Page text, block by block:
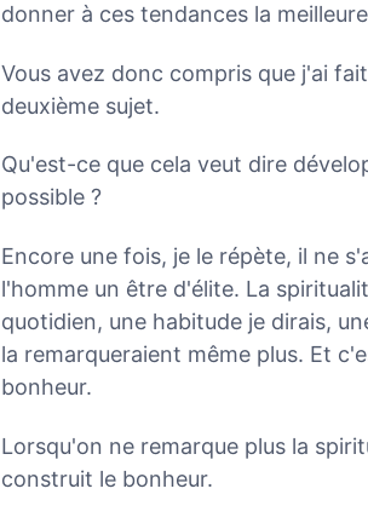
donner à ces tendances la
Vous avez donc compris que j'ai
deuxième sujet.
Qu'est-ce que cela veut dire
possible ?
Encore une fois, je le répète, il ne
l'homme un être d'élite. La
quotidien, une habitude je dirais,
la remarqueraient même plus. Et
bonheur.
Lorsqu'on ne remarque plus la
construit le bonheur.